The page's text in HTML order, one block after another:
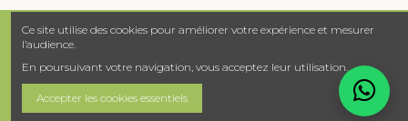
Ce site utilise des cookies pour améliorer votre expérience et mesurer
l’audience.
En poursuivant votre navigation, vous acceptez leur utilisation.
Accepter les cookies essentiels